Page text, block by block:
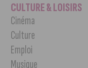
CULTURE & LOISIRS
Cinéma
Culture
Emploi
Musique